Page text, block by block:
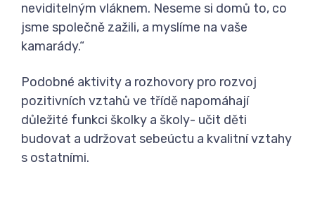
neviditelným vláknem. Neseme si domů to, co
jsme společně zažili, a myslíme na vaše
kamarády.“
Podobné aktivity a rozhovory pro rozvoj
pozitivních vztahů ve třídě napomáhají
důležité funkci školky a školy- učit děti
budovat a udržovat sebeúctu a kvalitní vztahy
s ostatními.